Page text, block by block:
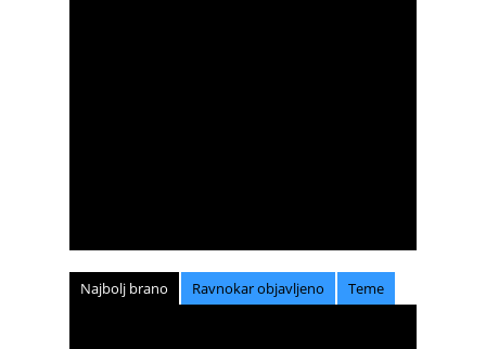
Najbolj brano Ravnokar objavljeno Teme